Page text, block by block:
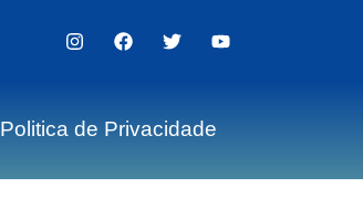
Politica de Privacidade